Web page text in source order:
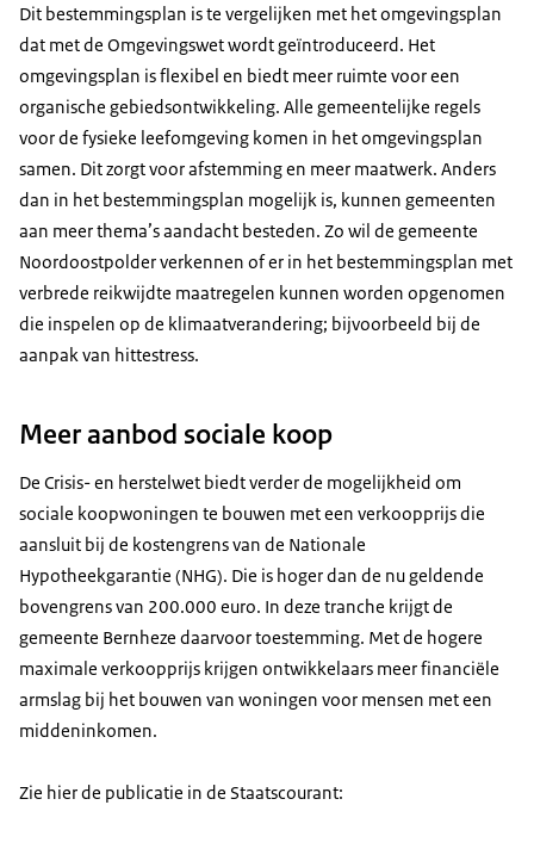
Dit bestemmingsplan is te vergelijken met het omgevingsplan
dat met de Omgevingswet wordt geïntroduceerd. Het
omgevingsplan is flexibel en biedt meer ruimte voor een
organische gebiedsontwikkeling. Alle gemeentelijke regels
voor de fysieke leefomgeving komen in het omgevingsplan
samen. Dit zorgt voor afstemming en meer maatwerk. Anders
dan in het bestemmingsplan mogelijk is, kunnen gemeenten
aan meer thema’s aandacht besteden. Zo wil de gemeente
Noordoostpolder verkennen of er in het bestemmingsplan met
verbrede reikwijdte maatregelen kunnen worden opgenomen
die inspelen op de klimaatverandering; bijvoorbeeld bij de
aanpak van hittestress.
Meer aanbod sociale koop
De Crisis- en herstelwet biedt verder de mogelijkheid om
sociale koopwoningen te bouwen met een verkoopprijs die
aansluit bij de kostengrens van de Nationale
Hypotheekgarantie (NHG). Die is hoger dan de nu geldende
bovengrens van 200.000 euro. In deze tranche krijgt de
gemeente Bernheze daarvoor toestemming. Met de hogere
maximale verkoopprijs krijgen ontwikkelaars meer financiële
armslag bij het bouwen van woningen voor mensen met een
middeninkomen.
Zie hier de publicatie in de Staatscourant: